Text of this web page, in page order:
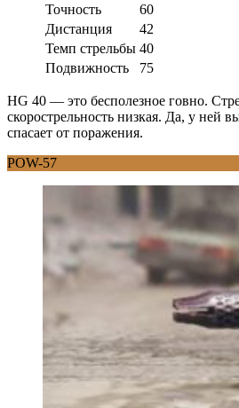
Точность
60
Дистанция
42
Темп стрельбы 40
Подвижность
75
HG 40 — это бесполезное говно.
скорострельность низкая. Да, у ней
спасает от поражения.
POW-57